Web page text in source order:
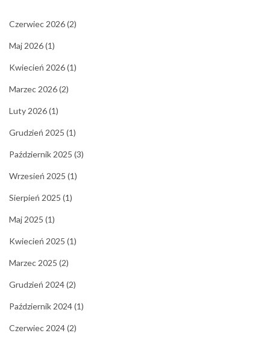
Czerwiec 2026(2)
Maj 2026(1)
Kwiecień 2026(1)
Marzec 2026(2)
Luty 2026(1)
Grudzień 2025 (1)
Październik 2025 (3)
Wrzesień 2025 (1)
Sierpień 2025 (1)
Maj 2025 (1)
Kwiecień 2025 (1)
Marzec 2025 (2)
Grudzień 2024(2)
Październik 2024(1)
Czerwiec 2024(2)